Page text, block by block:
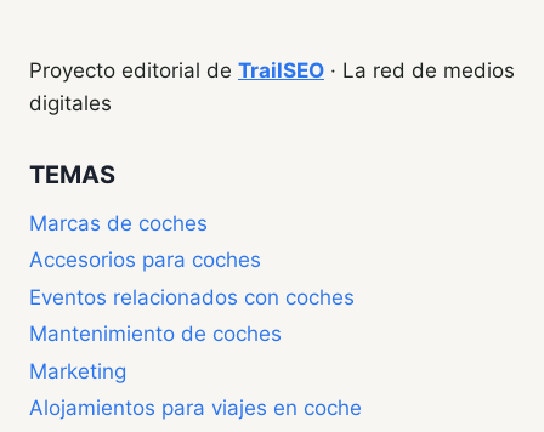
Proyecto editorial de TrailSEO · La red de medios
digitales
TEMAS
Marcas de coches
Accesorios para coches
Eventos relacionados con coches
Mantenimiento de coches
Marketing
Alojamientos para viajes en coche